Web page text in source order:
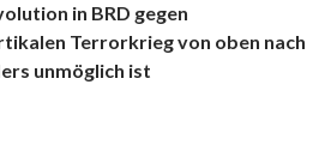
in BRD gegen
Terrorkrieg von oben nach
unmöglich ist